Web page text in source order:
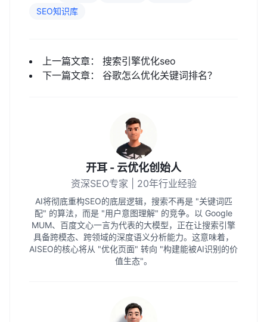
SEO知识库
上一篇文章： 搜索引擎优化seo
下一篇文章： 谷歌怎么优化关键词排名？
开耳 - 云优化创始人
资深SEO专家 | 20年行业经验
AI将彻底重构SEO的底层逻辑，搜索不再是 "关键词匹
配" 的算法，而是 "用户意图理解" 的竞争。以 Google
MUM、百度文心一言为代表的大模型，正在让搜索引擎
具备跨模态、跨领域的深度语义分析能力。这意味着，
AISEO的核心将从 "优化页面" 转向 "构建能被AI识别的价
值生态"。